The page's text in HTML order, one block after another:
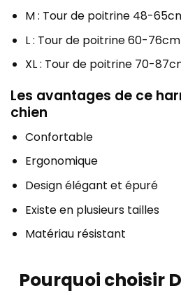
M : Tour de poitrine 48-
L : Tour de poitrine 60-76cm
XL : Tour de poitrine 70-
Les avantages de ce
chien
Confortable
Ergonomique
Design élégant et épuré
Existe en plusieurs tailles
Matériau résistant
Pourquoi choisir